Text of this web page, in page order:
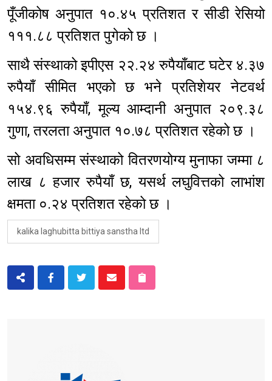
पूँजीकोष अनुपात १०.४५ प्रतिशत र सीडी रेसियो
१११.८८ प्रतिशत पुगेको छ ।
साथै संस्थाको इपीएस २२.२४ रुपैयाँबाट घटेर ४.३७
रुपैयाँ सीमित भएको छ भने प्रतिशेयर नेटवर्थ
१५४.९६ रुपैयाँ, मूल्य आम्दानी अनुपात २०९.३८
गुणा, तरलता अनुपात १०.७८ प्रतिशत रहेको छ ।
सो अवधिसम्म संस्थाको वितरणयोग्य मुनाफा जम्मा ८
लाख ८ हजार रुपैयाँ छ, यसर्थ लघुवित्तको लाभांश
क्षमता ०.२४ प्रतिशत रहेको छ ।
kalika laghubitta bittiya sanstha ltd